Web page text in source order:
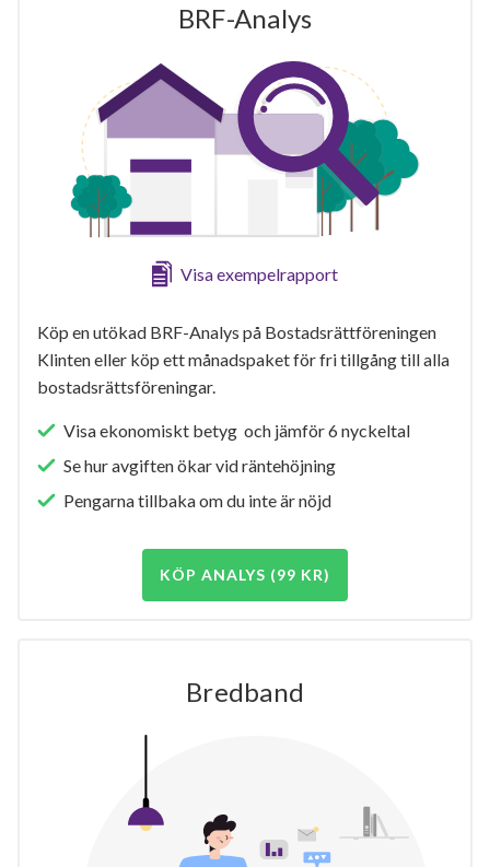
BRF-Analys
Visa exempelrapport
Köp en utökad BRF-Analys på Bostadsrättföreningen
Klinten eller köp ett månadspaket för fri tillgång till alla
bostadsrättsföreningar.
Visa ekonomiskt betyg och jämför 6 nyckeltal
Se hur avgiften ökar vid räntehöjning
Pengarna tillbaka om du inte är nöjd
KÖP ANALYS (99 KR)
Bredband